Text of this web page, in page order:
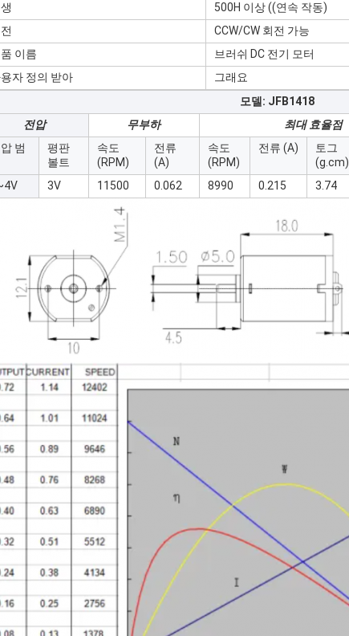
500H 이상 ((연속 작동)
CCW/CW 회전 가능
이름
브러쉬 DC 전기 모터
자 정의 받아
그래요
모델: JFB1418
전압
무부하 최대 효율점
범
평판
볼트
속도
(RPM)
전류
(A)
속도
(RPM)
전류 (A)
토그
(g.cm)
3V 11500 0.062 8990 0.215 3.74